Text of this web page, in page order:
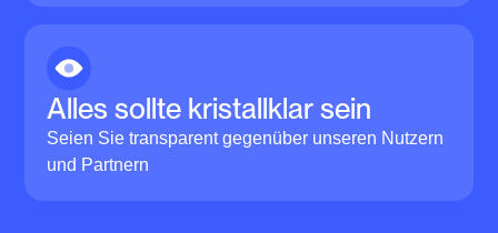
Alles sollte kristallklar sein
Seien Sie transparent gegenüber unseren Nutzern
und Partnern